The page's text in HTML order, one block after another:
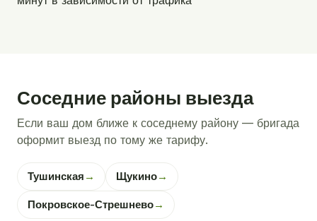
Соседние районы выезда
Если ваш дом ближе к соседнему району — бригада
оформит выезд по тому же тарифу.
Тушинская → Щукино→
Покровское-Стрешнево→